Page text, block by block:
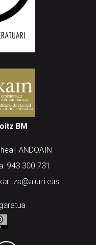
BM
| ANDOAIN
943 300 731